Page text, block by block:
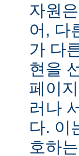
자원
어, 다
가 다
현을
페이
러나
다. 이
호하